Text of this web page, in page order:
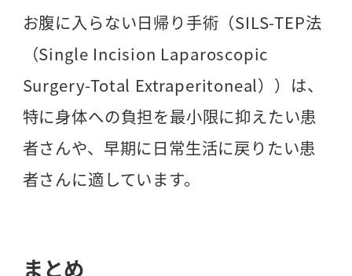
お腹に入らない日帰り手術（SILS-TEP法
（Single Incision Laparoscopic
Surgery-Total Extraperitoneal））は、
特に身体への負担を最小限に抑えたい患
者さんや、早期に日常生活に戻りたい患
者さんに適しています。
まとめ